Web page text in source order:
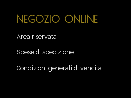
NEGOZIO ONLINE
Area riservata
Spese di spedizione
Condizioni generali di vendita